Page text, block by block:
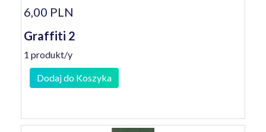
6,00 PLN
Graffiti 2
1 produkt/y
Dodaj do Koszyka